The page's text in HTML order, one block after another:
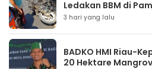
Ledakan BBM di
3 hari yang lalu
BADKO HMI Riau-
20 Hektare